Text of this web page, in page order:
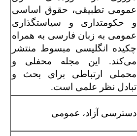
عمومی تطبیقی، حقوق اساسی
و حکومتداری و سیاستگذاری
عمومی به زبان فارسی به همراه
چکیده انگلیسی مبسوط منتشر
می‌کند. این مجله محفلی و
محملی ارتباطی برای بحث و
تبادل نظر علمی است.
دسترسی آزاد، عمومی